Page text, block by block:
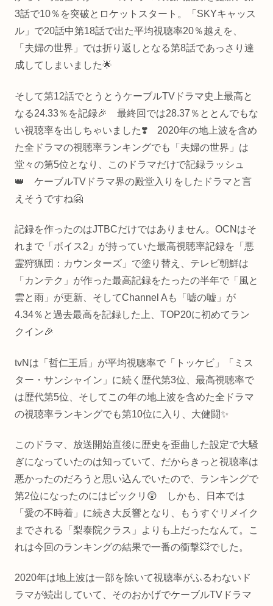
3話で10％を突破とロケットスタート。「SKYキャッス
ル」で20話中第18話で出た平均視聴率20％越えを、
「夫婦の世界」では折り返しとなる第8話であっさり達
成してしまいました🌟
そして第12話でとうとうケーブルTVドラマ史上最高と
なる24.33％を記録🎉 最終回では28.37％ととんでもな
い視聴率を出しちゃいました❣️ 2020年の地上波を含め
た全ドラマの視聴率ランキングでも「夫婦の世界」は
堂々の第5位となり、このドラマだけで記録ラッシュ
👑 ケーブルTVドラマ界の殿堂入りをしたドラマと言
えそうですね🤗
記録を作ったのはJTBCだけではありません。OCNはそ
れまで「ボイス2」が持っていた最高視聴率記録を「悪
霊狩猟団：カウンターズ」で塗り替え、テレビ朝鮮は
「カンテク」が作った最高記録をたったの半年で「風と
雲と雨」が更新、そしてChannel Aも「嘘の嘘」が
4.34％と過去最高を記録した上、TOP20に初めてラン
クイン🎉
tvNは「哲仁王后」が平均視聴率で「トッケビ」「ミス
ター・サンシャイン」に続く歴代第3位、最高視聴率で
は歴代第5位、そしてこの年の地上波を含めた全ドラマ
の視聴率ランキングでも第10位に入り、大健闘✨
このドラマ、放送開始直後に歴史を歪曲した設定で大騒
ぎになっていたのは知っていて、だからきっと視聴率は
悪かったのだろうと思い込んでいたので、ランキングで
第2位になったのにはビックリ😲 しかも、日本では
「愛の不時着」に続き大反響となり、もうすぐリメイク
までされる「梨泰院クラス」よりも上だったなんて。こ
れは今回のランキングの結果で一番の衝撃💥でした。
2020年は地上波は一部を除いて視聴率がふるわないド
ラマが続出していて、そのおかげでケーブルTVドラマ